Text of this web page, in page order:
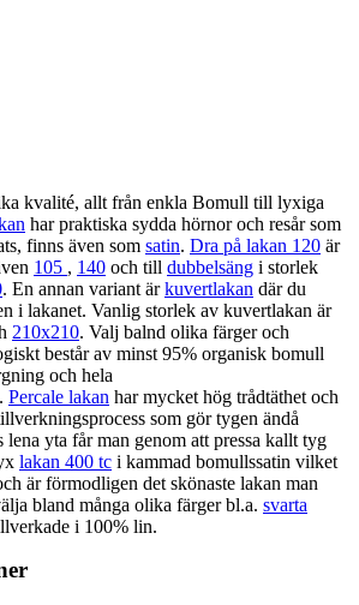
kvalité, allt från enkla Bomull till lyxiga
har praktiska sydda hörnor och resår som
finns även som satin. Dra på lakan 120 är
105 , 140 och till dubbelsäng i storlek
. En annan variant ärkuvertlakan där du
i lakanet. Vanlig storlek av kuvertlakan är
210x210. Valj balnd olika färger och
består av minst 95% organisk bomull
och hela
Percale lakan har mycket hög trådtäthet och
som gör tygen ändå
lena yta får man genom att pressa kallt tyg
lakan 400 tc i kammad bomullssatin vilket
är förmodligen det skönaste lakan man
bland många olika färger bl.a. svarta
i 100% lin.